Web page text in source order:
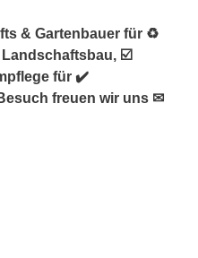
& Gartenbauer für ♻
☑️
für ✔️
freuen wir uns ✉